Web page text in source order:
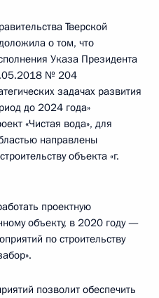
Тверской
о том, что
Указа Президента
№ 204
задачах развития
до 2024 года»
«Чистая вода», для
направлены
объекта «г.
проектную
объекту, в 2020 году —
по строительству
позволит обеспечить